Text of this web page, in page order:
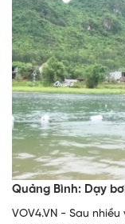
Quảng Bình: Dạy
VOV4.VN - Sau